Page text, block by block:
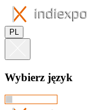
PL
Wybierz język